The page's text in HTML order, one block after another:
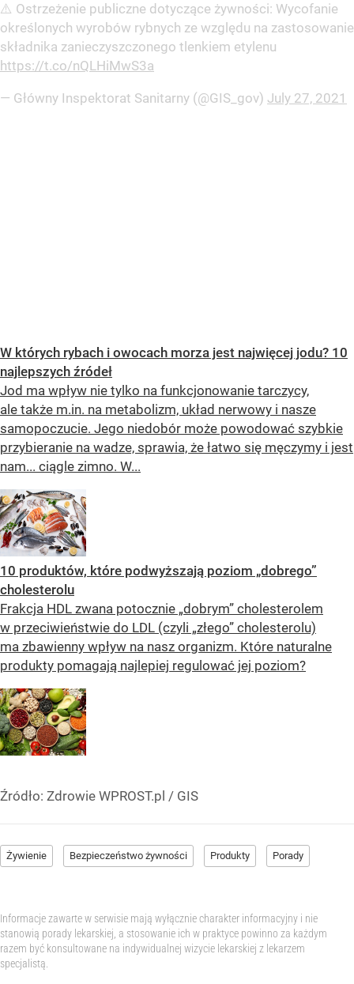
⚠️ Ostrzeżenie publiczne dotyczące żywności: Wycofanie
określonych wyrobów rybnych ze względu na zastosowanie
składnika zanieczyszczonego tlenkiem etylenu
https://t.co/nQLHiMwS3a
— Główny Inspektorat Sanitarny (@GIS_gov) July 27, 2021
W których rybach i owocach morza jest najwięcej jodu? 10
najlepszych źródeł
Jod ma wpływ nie tylko na funkcjonowanie tarczycy,
ale także m.in. na metabolizm, układ nerwowy i nasze
samopoczucie. Jego niedobór może powodować szybkie
przybieranie na wadze, sprawia, że łatwo się męczymy i jest
nam... ciągle zimno. W...
10 produktów, które podwyższają poziom „dobrego”
cholesterolu
Frakcja HDL zwana potocznie „dobrym” cholesterolem
w przeciwieństwie do LDL (czyli „złego” cholesterolu)
ma zbawienny wpływ na nasz organizm. Które naturalne
produkty pomagają najlepiej regulować jej poziom?
Źródło: Zdrowie WPROST.pl / GIS
Żywienie Bezpieczeństwo żywności Produkty Porady
Informacje zawarte w serwisie mają wyłącznie charakter informacyjny i nie
stanowią porady lekarskiej, a stosowanie ich w praktyce powinno za każdym
razem być konsultowane na indywidualnej wizycie lekarskiej z lekarzem
specjalistą.